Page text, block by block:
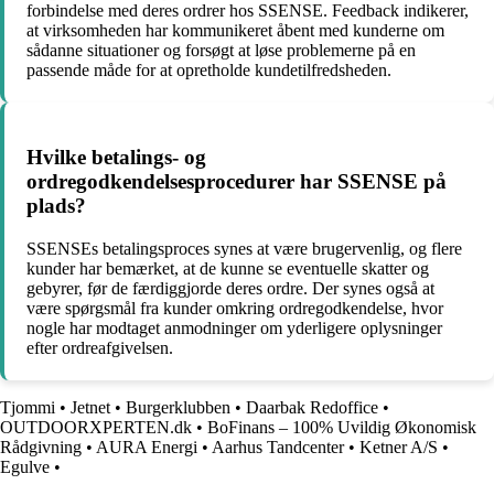
forbindelse med deres ordrer hos SSENSE. Feedback indikerer,
at virksomheden har kommunikeret åbent med kunderne om
sådanne situationer og forsøgt at løse problemerne på en
passende måde for at opretholde kundetilfredsheden.
Hvilke betalings- og
ordregodkendelsesprocedurer har SSENSE på
plads?
SSENSEs betalingsproces synes at være brugervenlig, og flere
kunder har bemærket, at de kunne se eventuelle skatter og
gebyrer, før de færdiggjorde deres ordre. Der synes også at
være spørgsmål fra kunder omkring ordregodkendelse, hvor
nogle har modtaget anmodninger om yderligere oplysninger
efter ordreafgivelsen.
Tjommi • Jetnet • Burgerklubben • Daarbak Redoffice •
OUTDOORXPERTEN.dk • BoFinans – 100% Uvildig Økonomisk
Rådgivning • AURA Energi • Aarhus Tandcenter• Ketner A/S •
Egulve •